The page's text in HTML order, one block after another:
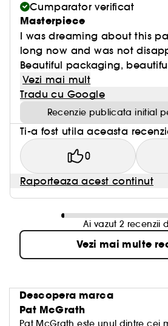
Cumparator verificat
Masterpiece
I was dreaming about this
long now and was not
Beautiful packaging,
Vezi mai mult
Tradu cu Google
Recenzie publicata initial
Ti-a fost utila aceasta
0
Raporteaza acest continut
Ai vazut 2 recenzii
Vezi mai multe
Descopera marca
Pat McGrath
Pat McGrath este unul dintre cei